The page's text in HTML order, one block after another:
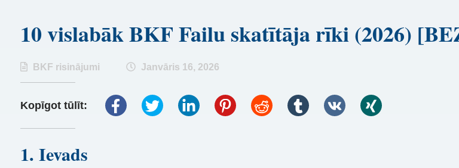
10 vislabāk BKF Failu skatītāja rīki (2026)
BKF risinājumi Janvāris 16, 2026
Kopīgot tūlīt:
1. Ievads